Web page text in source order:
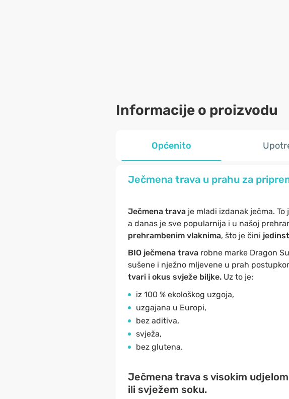
Informacije o proizvodu
Općenito
Ječmena trava u prahu za
Ječmena trava je mladi izdanak ječma.
a danas je sve popularnija i u našoj
prehrambenim vlaknima, što je čini
BIO ječmena trava robne marke Dragon
sušene i nježno mljevene u prah
tvari i okus svježe biljke. Uz to je:
iz 100 % ekološkog uzgoja,
uzgajana u Europi,
bez aditiva,
svježa,
bez glutena.
Ječmena trava s visokim
ili svježem soku.